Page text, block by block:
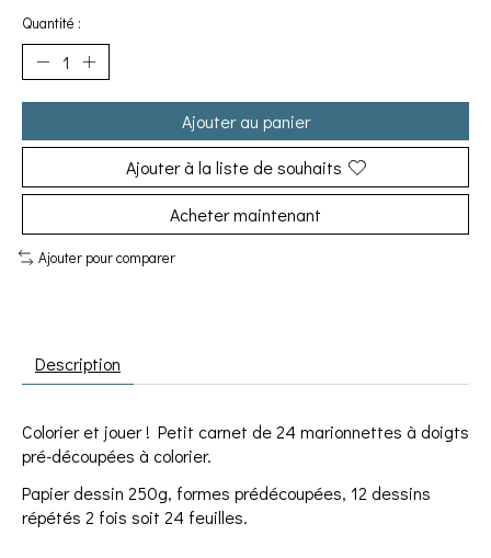
Quantité :
Ajouter au panier
Ajouter à la liste de souhaits
Acheter maintenant
Ajouter pour comparer
Description
Colorier et jouer ! Petit carnet de 24 marionnettes à doigts
pré-découpées à colorier.
Papier dessin 250g, formes prédécoupées, 12 dessins
répétés 2 fois soit 24 feuilles.